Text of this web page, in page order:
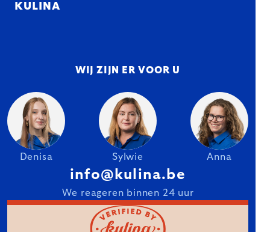
KULINA
WIJ ZIJN ER VOOR U
Denisa Sylwie Anna
info@kulina.be
We reageren binnen 24 uur